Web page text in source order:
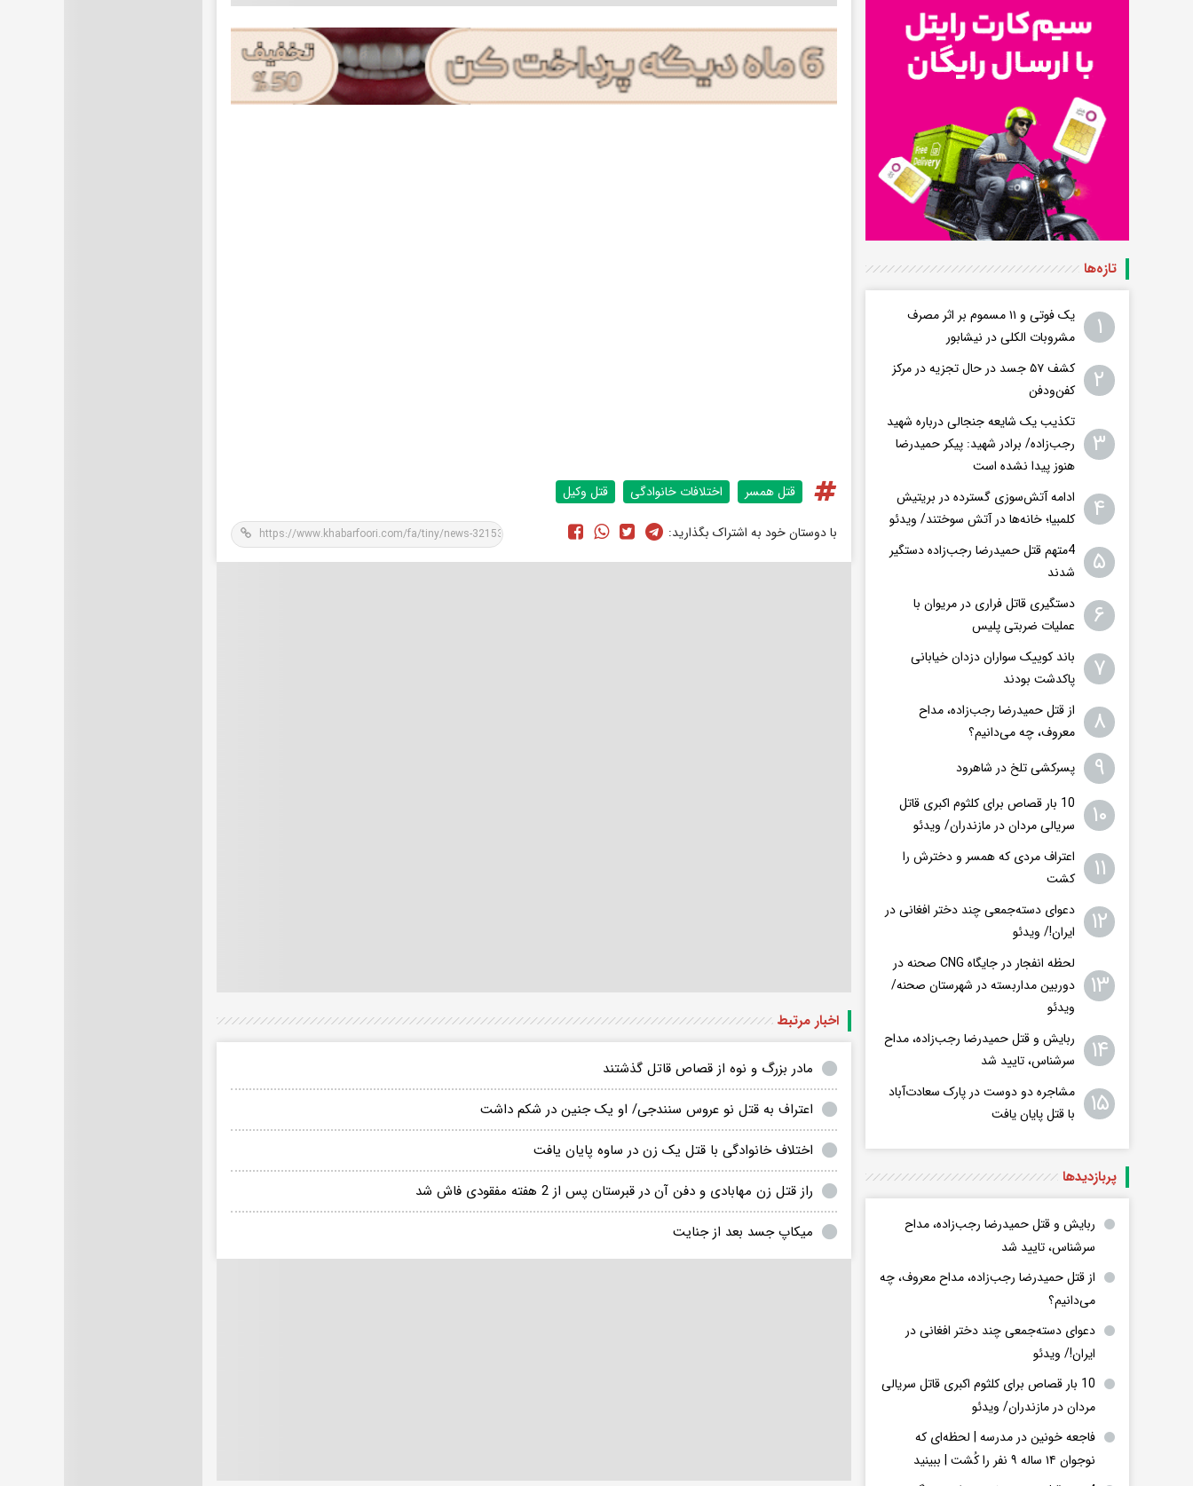
قتل همسر اختلافات خانوادگی قتل وکیل
با دوستان خود به اشتراک بگذارید:
اخبار مرتبط
مادر بزرگ و نوه از قصاص قاتل گذشتند
اعتراف به قتل نو عروس سنندجی/ او یک جنین در شکم داشت
اختلاف خانوادگی با قتل یک زن در ساوه پایان یافت
راز قتل زن مهابادی و دفن آن در قبرستان پس از 2 هفته مفقودی فاش شد
میکاپ جسد بعد از جنایت
تازه‌ها
۱
یک فوتی و ۱۱ مسموم بر اثر مصرف
مشروبات الکلی در نیشابور
۲
کشف ۵۷ جسد در حال تجزیه در مرکز
کفن‌ودفن
۳
تکذیب یک شایعه جنجالی درباره شهید
رجب‌زاده/ برادر شهید: پیکر حمیدرضا
هنوز پیدا نشده است
۴
ادامه آتش‌سوزی گسترده در بریتیش
کلمبیا؛ خانه‌ها در آتش سوختند/ ویدئو
۵
4متهم قتل حمیدرضا رجب‌زاده دستگیر
شدند
۶
دستگیری قاتل فراری در مریوان با
عملیات ضربتی پلیس
۷
باند کوییک سواران دزدان خیابانی
پاکدشت بودند
۸
از قتل حمیدرضا رجب‌زاده، مداح
معروف، چه می‌دانیم؟
۹ پسرکشی تلخ در شاهرود
۱۰
10 بار قصاص برای کلثوم اکبری قاتل
سریالی مردان در مازندران/ ویدئو
۱۱
اعتراف مردی که همسر و دخترش را
کشت
۱۲
دعوای دسته‌جمعی چند دختر افغانی در
ایران!/ ویدئو
۱۳
لحظه انفجار در جایگاه CNG صحنه در
دوربین مداربسته در شهرستان صحنه/
ویدئو
۱۴
ربایش و قتل حمیدرضا رجب‌زاده، مداح
سرشناس، تایید شد
۱۵
مشاجره دو دوست در پارک سعادت‌آباد
با قتل پایان یافت
پربازدید‌ها
ربایش و قتل حمیدرضا رجب‌زاده، مداح
سرشناس، تایید شد
از قتل حمیدرضا رجب‌زاده، مداح معروف، چه
می‌دانیم؟
دعوای دسته‌جمعی چند دختر افغانی در
ایران!/ ویدئو
10 بار قصاص برای کلثوم اکبری قاتل سریالی
مردان در مازندران/ ویدئو
فاجعه خونین در مدرسه | لحظه‌ای که
نوجوان ۱۴ ساله ۹ نفر را کُشت | ببینید